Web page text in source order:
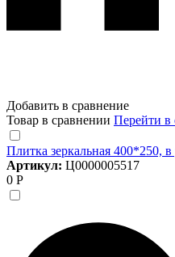
Добавить в сравнение
Товар в сравнении Перейти в
Плитка зеркальная 400*250,
Артикул: Ц0000005517
0 Р